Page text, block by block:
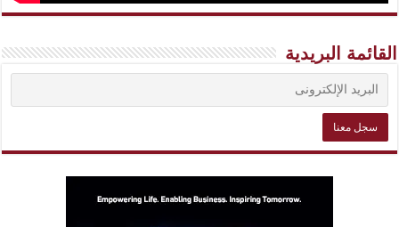
القائمة البريدية